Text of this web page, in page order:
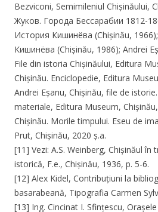
Bezviconi, Semimileniul Chișinăului,
Жуков. Города Бессарабии 1812-
История Кишинёва (Chișinău,
Кишинёва (Chișinău, 1986); Andrei
File din istoria Chișinăului, Editura
Chișinău. Enciclopedie, Editura
Andrei Eșanu, Chișinău, file de
materiale, Editura Museum,
Chișinău. Morile timpului. Eseu de
Prut, Chișinău, 2020 ș.a.
[11] Vezi: A.S. Weinberg, Chișinăul în
istorică, F.e., Chișinău, 1936, p. 5-6.
[12] Alex Kidel, Contribuțiuni la
basarabeană, Tipografia Carmen
[13] Ing. Cincinat I. Sfințescu,